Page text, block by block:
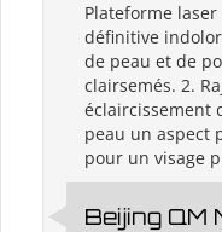
Plateforme
définitive
de peau et de
clairsemés. 2.
éclaircissement
peau un aspect
pour un visage
Beijing QM